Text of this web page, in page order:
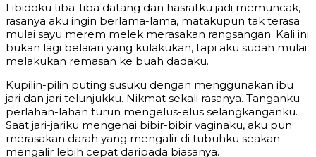
Libidoku tiba-tiba datang dan hasratku jadi memuncak,
rasanya aku ingin berlama-lama, matakupun tak terasa
mulai sayu merem melek merasakan rangsangan. Kali ini
bukan lagi belaian yang kulakukan, tapi aku sudah mulai
melakukan remasan ke buah dadaku.
Kupilin-pilin puting susuku dengan menggunakan ibu
jari dan jari telunjukku. Nikmat sekali rasanya. Tanganku
perlahan-lahan turun mengelus-elus selangkanganku.
Saat jari-jariku mengenai bibir-bibir vaginaku, aku pun
merasakan darah yang mengalir di tubuhku seakan
mengalir lebih cepat daripada biasanya.